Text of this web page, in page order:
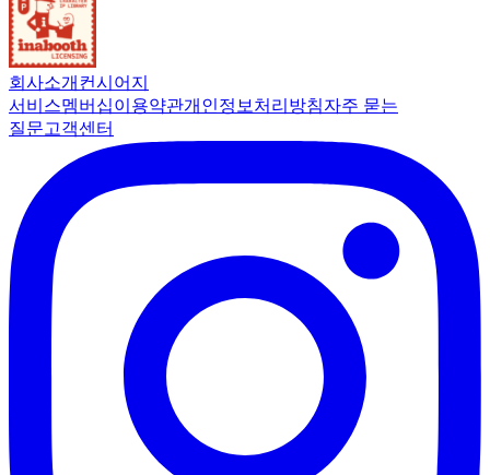
회사소개 컨시어지
서비스멤버십이용약관개인정보처리방침자주 묻는
질문고객센터